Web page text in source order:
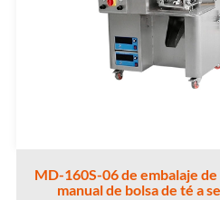
MD-160S-06 de embalaje
manual de bolsa de té a